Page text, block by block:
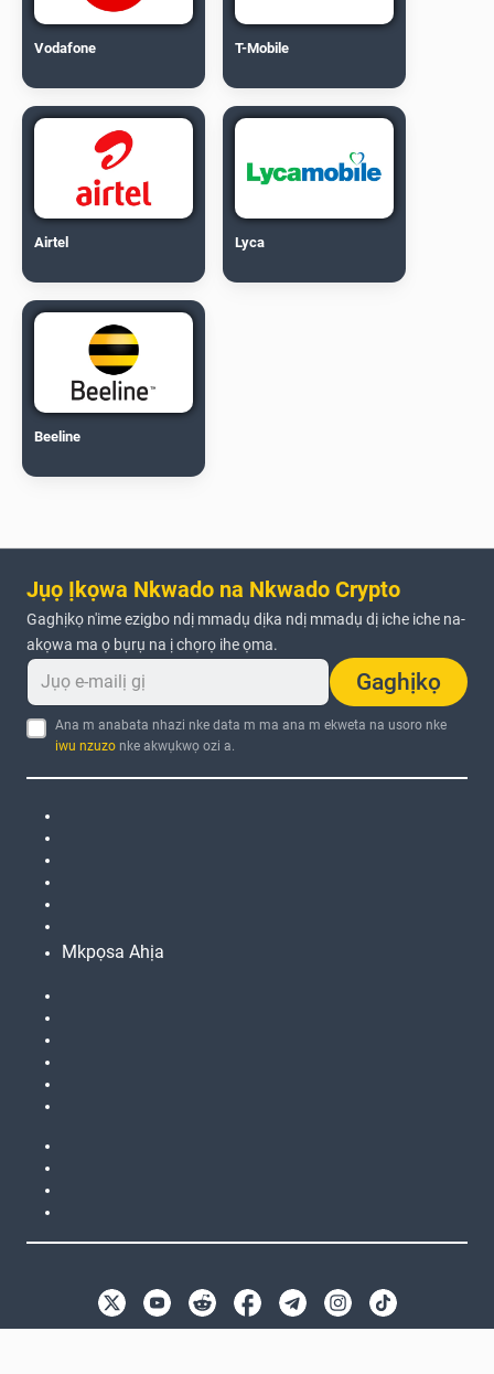
Vodafone T-Mobile
Airtel Lyca
Beeline
Jụọ Ịkọwa Nkwado na Nkwado Crypto
Gaghịkọ n'ime ezigbo ndị mmadụ dịka ndị mmadụ dị iche iche na-
akọwa ma ọ bụrụ na ị chọrọ ihe ọma.
Gaghịkọ
Ana m anabata nhazi nke data m ma ana m ekweta na usoro nke
iwu nzuzo nke akwụkwọ ozi a.
Mkpọsa Ahịa